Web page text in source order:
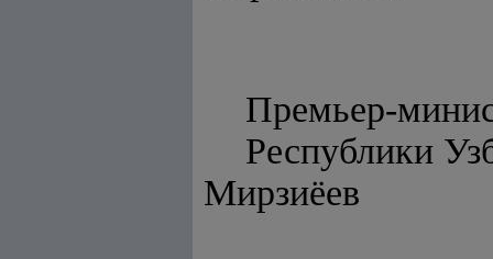
Премьер-
Мирзиёев